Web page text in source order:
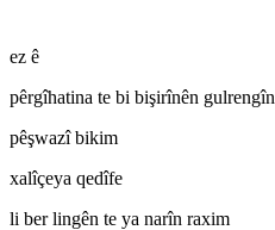
ez ê
pêrgîhatina te bi bişirînên gulrengîn
pêşwazî bikim
xalîçeya qedîfe
li ber lingên te ya narîn raxim